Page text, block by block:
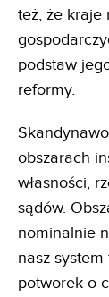
też, że kraje
podstaw
reformy.
obszarach
własności,
sądów.
nominalnie
nasz
potworek o